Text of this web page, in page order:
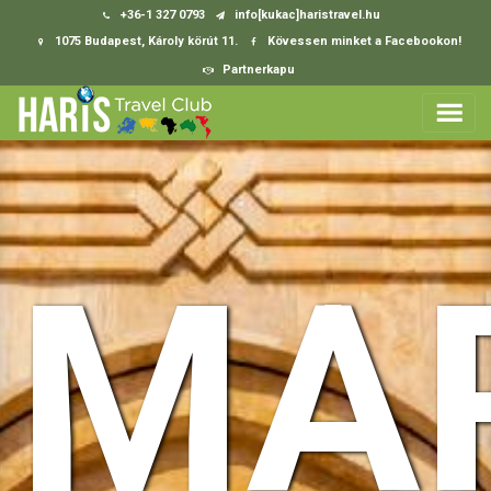
+36-1 327 0793
info[kukac]haristravel.hu
1075 Budapest, Károly körút 11.
Kövessen minket a Facebookon!
Partnerkapu